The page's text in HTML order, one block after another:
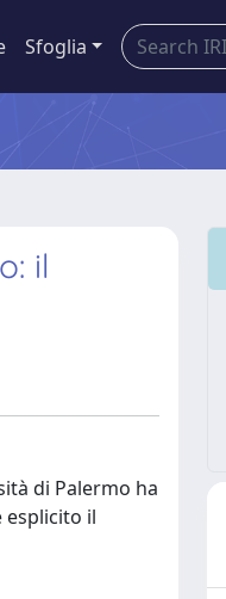
Sfoglia
il
di Palermo ha
esplicito il